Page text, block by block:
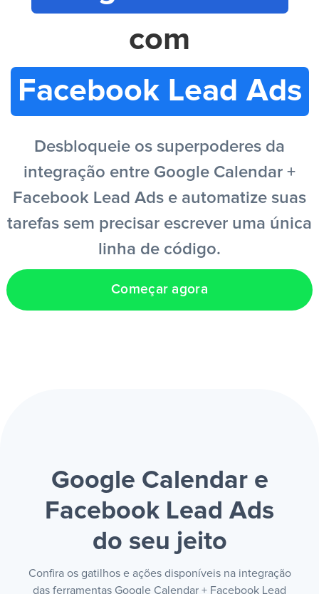
PT
com
Facebook Lead Ads
Desbloqueie os superpoderes da
integração entre Google Calendar +
Facebook Lead Ads e automatize suas
tarefas sem precisar escrever uma única
linha de código.
Começar agora
Google Calendar e
Facebook Lead Ads
do seu jeito
Confira os gatilhos e ações disponíveis na integração
das ferramentas Google Calendar + Facebook Lead